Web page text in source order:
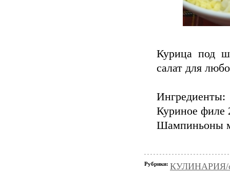
Курица под
салат для
Ингредиенты:
Куриное филе
Шампиньоны
Рубрики: КУЛИНАРИЯ/